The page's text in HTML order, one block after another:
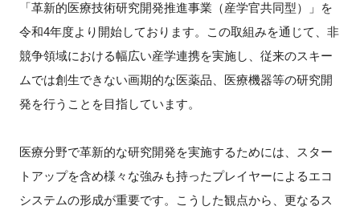
イベント
プログラム
インタビュー・コラム
ニュース・掲示板
LINK-Jを知る
「革新的医療技術研究開発推進事業（産学官共同型）」を
令和4年度より開始しております。この取組みを通じて、非
競争領域における幅広い産学連携を実施し、従来のスキー
ムでは創生できない画期的な医薬品、医療機器等の研究開
発を行うことを目指しています。
医療分野で革新的な研究開発を実施するためには、スター
トアップを含め様々な強みも持ったプレイヤーによるエコ
システムの形成が重要です。こうした観点から、更なるス